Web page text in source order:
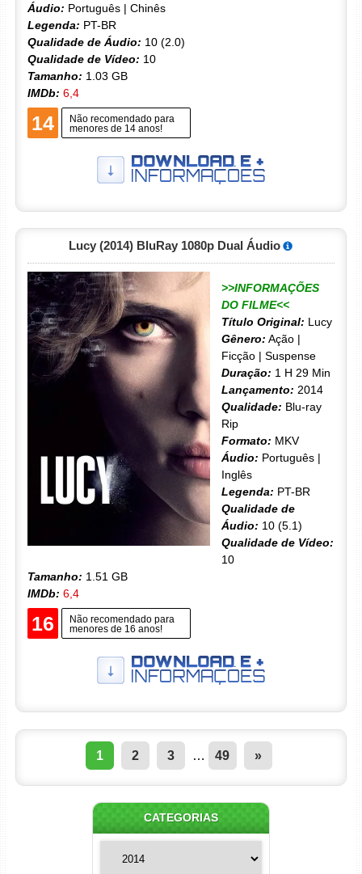
Áudio: Português | Chinês
Legenda: PT-BR
Qualidade de Áudio: 10 (2.0)
Qualidade de Vídeo: 10
Tamanho: 1.03 GB
IMDb: 6,4
14
Não recomendado para
menores de 14 anos!
Lucy (2014) BluRay 1080p Dual Áudio
>>INFORMAÇÕES
DO FILME<<
Título Original: Lucy
Gênero: Ação |
Ficção | Suspense
Duração: 1 H 29 Min
Lançamento: 2014
Qualidade: Blu-ray
Rip
Formato: MKV
Áudio: Português |
Inglês
Legenda: PT-BR
Qualidade de
Áudio: 10 (5.1)
Qualidade de Vídeo:
10
Tamanho: 1.51 GB
IMDb: 6,4
16
Não recomendado para
menores de 16 anos!
1 2 3 … 49 »
CATEGORIAS